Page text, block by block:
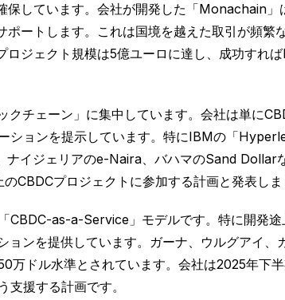
保しています。会社が開発した「Monachain
ートします。これは国境を越えた取引が頻
ジェクト規模は5億ユーロに達し、成功すれ
チェーン」に集中しています。会社は単に
ションを提示しています。特にIBMの「
イジェリアのe-Naira、バハマのSand
CBDCプロジェクトに参加する計画と発表しま
CBDC-as-a-Service」モデルです。特に開発
ンを提供しています。ガーナ、ウルグアイ
万ドル水準とされています。会社は2025年下
援する計画です。